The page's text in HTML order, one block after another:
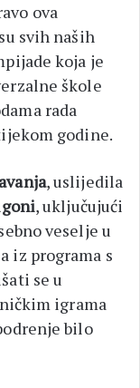
ova
svih naših
koja je
škole
rada
godine.
, uslijedila
, uključujući
veselje u
iz programa s
se u
igrama
bilo